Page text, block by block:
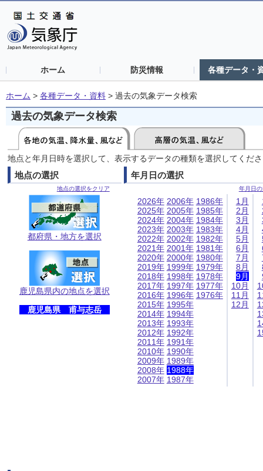
ホーム 防災情報 各種データ・
ホーム > 各種データ・資料 > 過去の気象データ検索
過去の気象データ検索
地点と年月日時を選択して、表示するデータの種類を選択してくだ
地点の選択
地点の選択をクリア
都府県・地方を選択
鹿児島県内の地点を選択
鹿児島県 甫与志岳
年月日の選択
年月日
2026年
2025年
2024年
2023年
2022年
2021年
2020年
2019年
2018年
2017年
2016年
2015年
2014年
2013年
2012年
2011年
2010年
2009年
2008年
2007年
2006年
2005年
2004年
2003年
2002年
2001年
2000年
1999年
1998年
1997年
1996年
1995年
1994年
1993年
1992年
1991年
1990年
1989年
1988年
1987年
1986年
1985年
1984年
1983年
1982年
1981年
1980年
1979年
1978年
1977年
1976年
1月
2月
3月
4月
5月
6月
7月
8月
9月
10月
11月
12月